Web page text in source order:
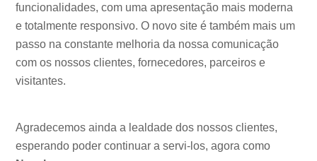
funcionalidades, com uma apresentação mais moderna
e totalmente responsivo. O novo site é também mais um
passo na constante melhoria da nossa comunicação
com os nossos clientes, fornecedores, parceiros e
visitantes.
Agradecemos ainda a lealdade dos nossos clientes,
esperando poder continuar a servi-los, agora como